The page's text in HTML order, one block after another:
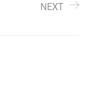
NEXT